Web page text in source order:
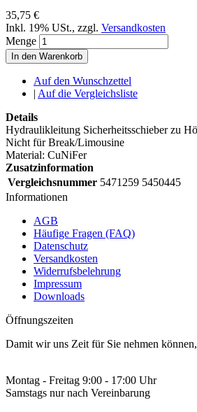
35,75 €
Inkl. 19% USt., zzgl. Versandkosten
Menge
In den Warenkorb
Auf den Wunschzettel
| Auf die Vergleichsliste
Details
Hydraulikleitung Sicherheitsschieber zu
Nicht für Break/Limousine
Material: CuNiFer
Zusatzinformation
Vergleichsnummer 5471259 5450445
Informationen
AGB
Häufige Fragen (FAQ)
Datenschutz
Versandkosten
Widerrufsbelehrung
Impressum
Downloads
Öffnungszeiten
Damit wir uns Zeit für Sie nehmen
Montag - Freitag 9:00 - 17:00 Uhr
Samstags nur nach Vereinbarung